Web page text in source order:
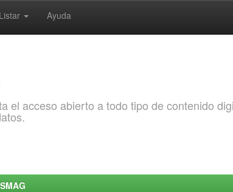
Listar Ayuda
el acceso abierto a todo tipo de contenido